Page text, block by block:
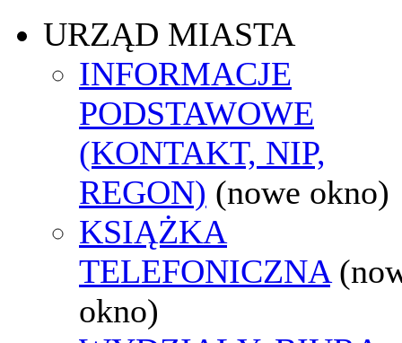
URZĄD MIASTA
INFORMACJE
PODSTAWOWE
(KONTAKT, NIP,
REGON) (nowe okno)
KSIĄŻKA
TELEFONICZNA
okno)